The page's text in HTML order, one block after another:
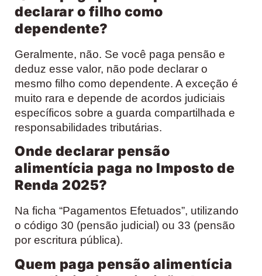
declarar o filho como
dependente?
Geralmente, não. Se você paga pensão e
deduz esse valor, não pode declarar o
mesmo filho como dependente. A exceção é
muito rara e depende de acordos judiciais
específicos sobre a guarda compartilhada e
responsabilidades tributárias.
Onde declarar pensão
alimentícia paga no Imposto de
Renda 2025?
Na ficha “Pagamentos Efetuados”, utilizando
o código 30 (pensão judicial) ou 33 (pensão
por escritura pública).
Quem paga pensão alimentícia